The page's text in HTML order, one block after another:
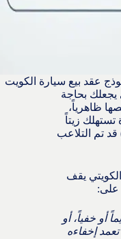
عقد بيع سيارة الكويت
يجعلك بحاجة
ظاهرياً،
زيتاً
تم التلاعب
الكويتي يقف
على:
أو خفياً، أو
إخفاءه